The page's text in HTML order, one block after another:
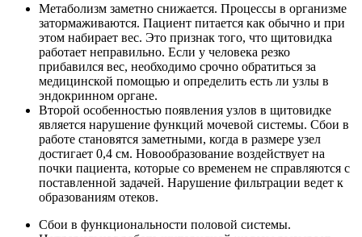
Метаболизм заметно снижается. Процессы в организме
затормаживаются. Пациент питается как обычно и при
этом набирает вес. Это признак того, что щитовидка
работает неправильно. Если у человека резко
прибавился вес, необходимо срочно обратиться за
медицинской помощью и определить есть ли узлы в
эндокринном органе.
Второй особенностью появления узлов в щитовидке
является нарушение функций мочевой системы. Сбои в
работе становятся заметными, когда в размере узел
достигает 0,4 см. Новообразование воздействует на
почки пациента, которые со временем не справляются с
поставленной задачей. Нарушение фильтрации ведет к
образованиям отеков.
Сбои в функциональности половой системы.